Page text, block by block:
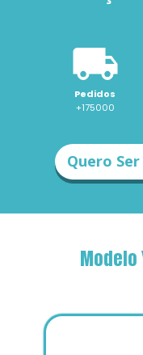
Pedidos
+175000
Quero
Modelo